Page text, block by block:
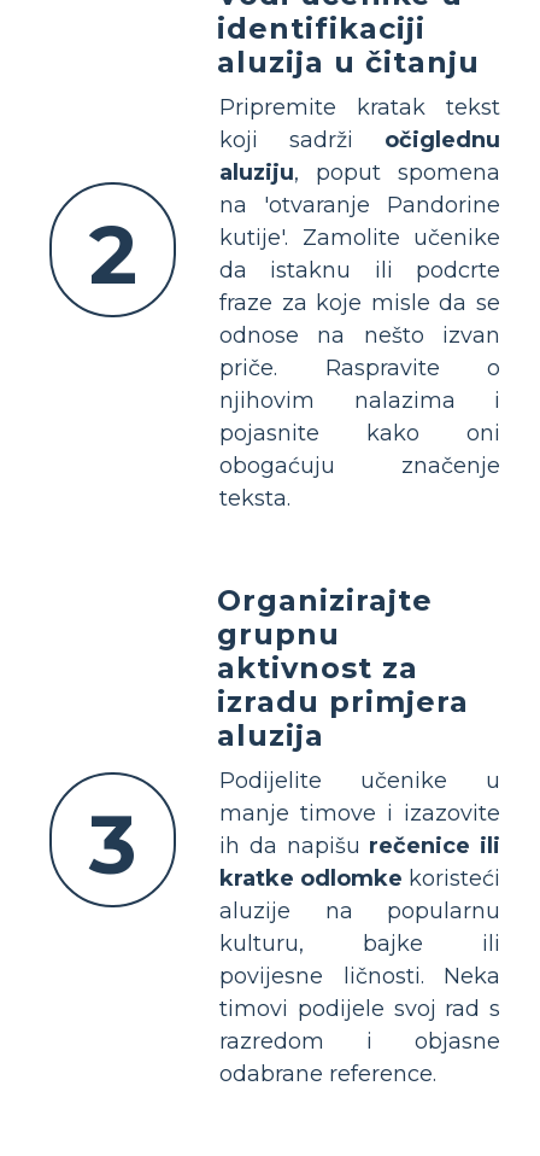
2
identifikaciji
aluzija u čitanju
Pripremite kratak tekst
koji sadrži očiglednu
aluziju, poput spomena
na 'otvaranje Pandorine
kutije'. Zamolite učenike
da istaknu ili podcrte
fraze za koje misle da se
odnose na nešto izvan
priče. Raspravite o
njihovim nalazima i
pojasnite kako oni
obogaćuju značenje
teksta.
3
Organizirajte
grupnu
aktivnost za
izradu primjera
aluzija
Podijelite učenike u
manje timove i izazovite
ih da napišu rečenice ili
kratke odlomke koristeći
aluzije na popularnu
kulturu, bajke ili
povijesne ličnosti. Neka
timovi podijele svoj rad s
razredom i objasne
odabrane reference.